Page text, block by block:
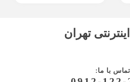
تهران
:تماس با ما